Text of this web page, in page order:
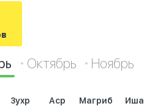
Октябрь Ноябрь
Зухр Аср Магриб Иша